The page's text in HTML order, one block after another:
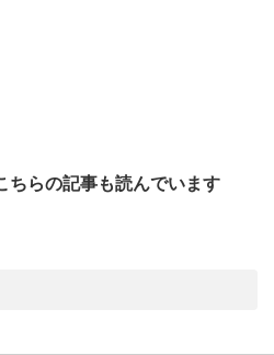
ちらの記事も読んでいます